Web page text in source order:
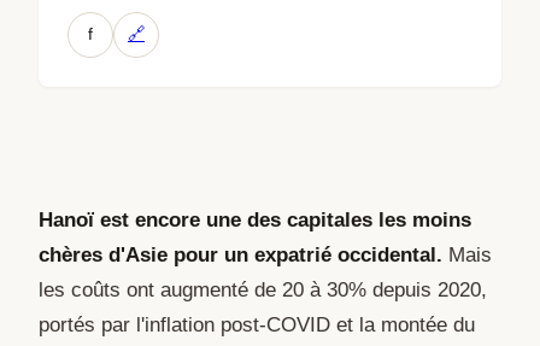
f 🔗
Hanoï est encore une des capitales les moins
chères d'Asie pour un expatrié occidental. Mais
les coûts ont augmenté de 20 à 30% depuis 2020,
portés par l'inflation post-COVID et la montée du